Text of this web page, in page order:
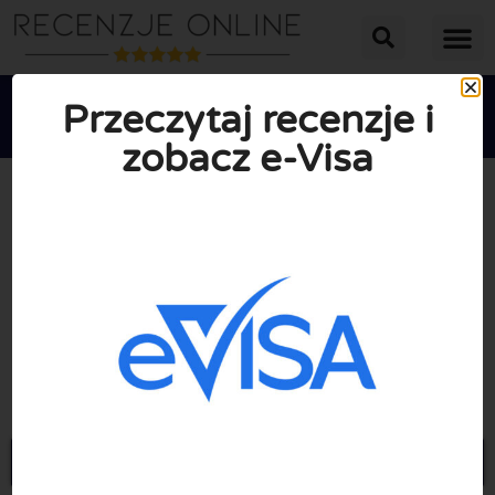

ŚREDNIA OCENA: 10/10
Przeczytaj recenzje i
zobacz e-Visa